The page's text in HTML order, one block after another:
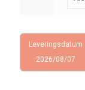
Leveringsdatum
2026/08/07